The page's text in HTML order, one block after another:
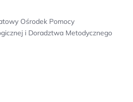
Ośrodek Pomocy
i Doradztwa Metodycznego